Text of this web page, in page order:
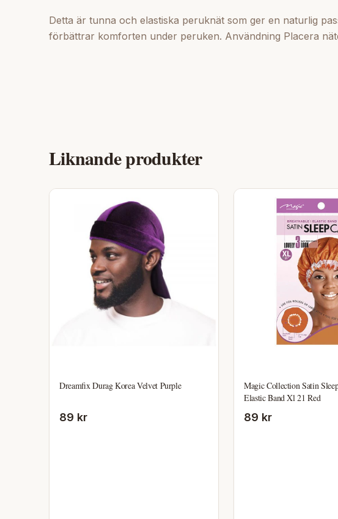
Detta är tunna och elastiska peruknät som ger en naturlig
förbättrar komforten under peruken. Användning Placera
Liknande produkter
Dreamfix Durag Korea Velvet Purple
89 kr
Magic Collection Satin
Elastic Band Xl 21 Red
89 kr